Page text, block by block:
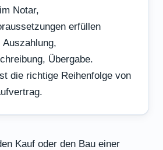
Notar,
erfüllen
Übergabe.
die richtige Reihenfolge von
Kauf oder den Bau einer